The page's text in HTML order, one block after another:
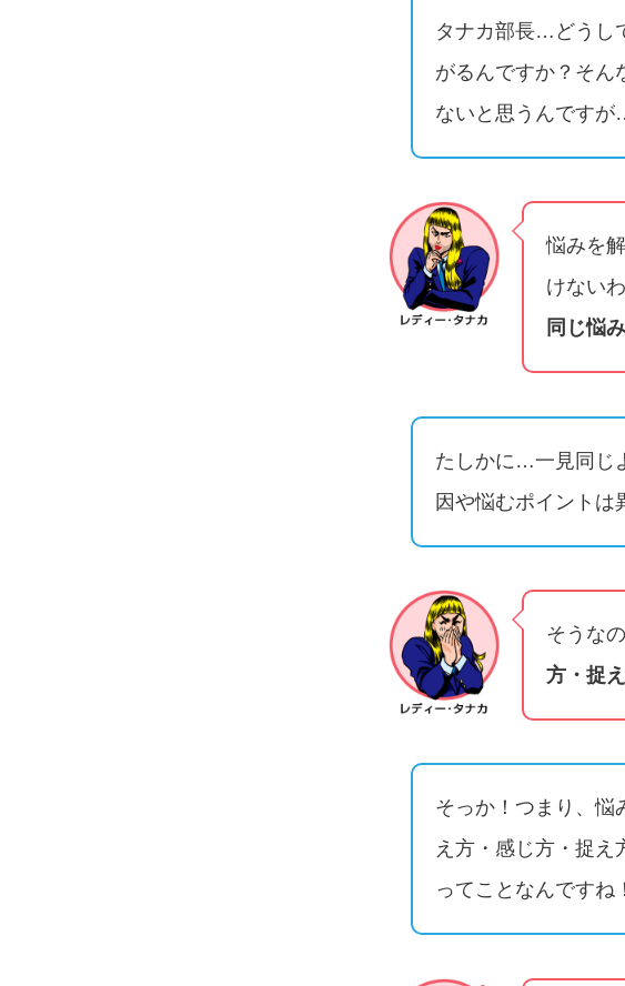
タナカ部長…どうし
がるんですか？そん
ないと思うんですが
悩みを
けない
同じ悩
たしかに…一見同じ
因や悩むポイントは
そうな
方・捉
そっか！つまり、悩
え方・感じ方・捉え
ってことなんですね！